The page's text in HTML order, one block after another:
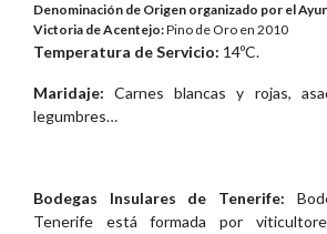
Denominación de Origen organizado por el
Victoria de Acentejo:Pino de Oro en 2010
Temperatura de Servicio: 14ºC.
Maridaje: Carnes blancas y rojas,
legumbres…
Bodegas Insulares de Tenerife:
Tenerife está formada por